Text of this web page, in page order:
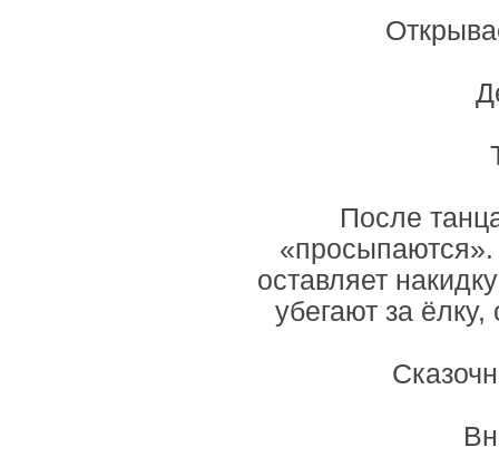
После
«просыпаются».
оставляет
убегают за